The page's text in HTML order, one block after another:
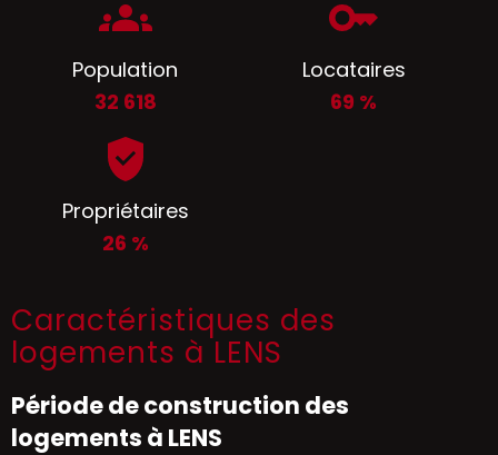
Population
32 618
Locataires
69 %
Propriétaires
26 %
Caractéristiques des
logements à LENS
Période de construction des
logements à LENS